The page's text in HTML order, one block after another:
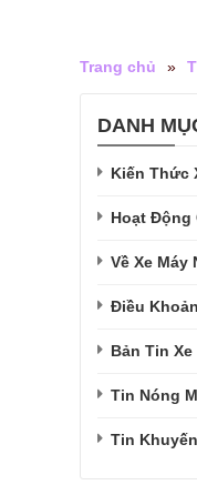
Trang chủ »
DANH
Kiến Thức
Hoạt Động
Về Xe Máy
Điều
Bản Tin Xe
Tin Nóng
Tin